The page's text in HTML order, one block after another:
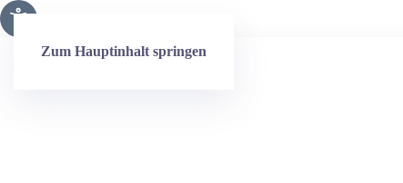
Zum Hauptinhalt springen